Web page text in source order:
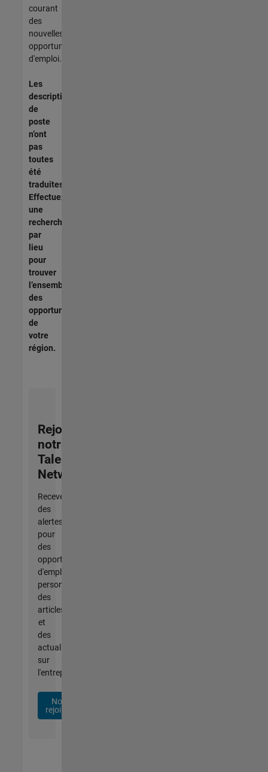
courant
des
nouvelles
opportunités
d'emploi.
Les
descriptions
de
poste
n’ont
pas
toutes
été
traduites.
Effectuez
une
recherche
par
lieu
pour
trouver
l’ensemble
des
opportunités
de
votre
région.
Rejoignez
notre
Talent
Network
Recevez
des
alertes
pour
des
opportunités
d'emploi
personnalisées,
des
articles
et
des
actualités
sur
l'entreprise.
Nous
rejoindre